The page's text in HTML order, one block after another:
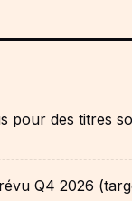
pour des titres
Q4 2026